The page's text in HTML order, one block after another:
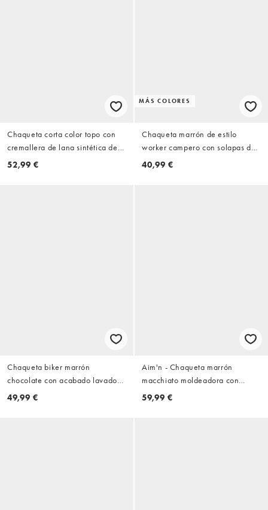
Chaqueta corta color topo con
cremallera de lana sintética de
ONLY
52,99 €
MÁS COLORES
Chaqueta marrón de estilo
worker campero con solapas de
pana de JJXX
40,99 €
Chaqueta biker marrón
chocolate con acabado lavado
de cuero sintético de Vero Moda
49,99 €
Aim'n - Chaqueta marrón
macchiato moldeadora con
cremallera sin costuras
59,99 €